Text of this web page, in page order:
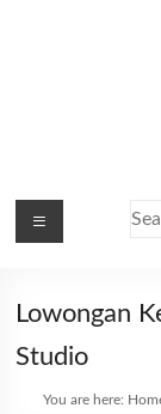
Lowongan
Studio
You are here: